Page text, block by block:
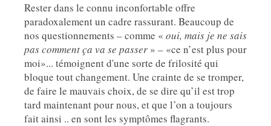
Rester dans le connu inconfortable offre
paradoxalement un cadre rassurant. Beaucoup de
nos questionnements – comme « oui, mais je ne sais
pas comment ça va se passer » – «ce n’est plus pour
moi»... témoignent d'une sorte de frilosité qui
bloque tout changement. Une crainte de se tromper,
de faire le mauvais choix, de se dire qu’il est trop
tard maintenant pour nous, et que l’on a toujours
fait ainsi .. en sont les symptômes flagrants.